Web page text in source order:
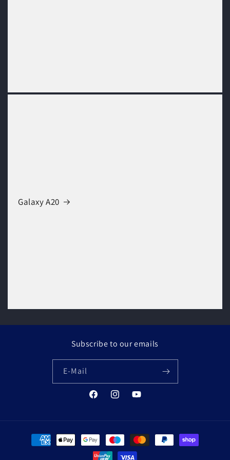
Galaxy A20
Subscribe to our emails
E-Mail
FacebookInstagramYouTube
Zahlungsmethoden